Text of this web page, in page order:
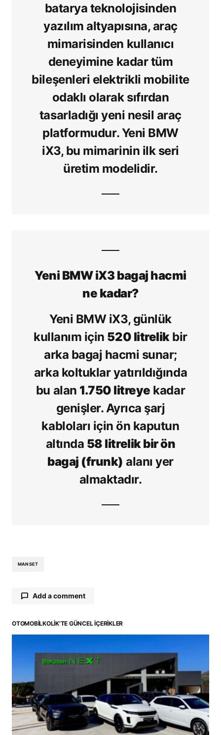
batarya teknolojisinden
yazılım altyapısına, araç
mimarisinden kullanıcı
deneyimine kadar tüm
bileşenleri elektrikli mobilite
odaklı olarak sıfırdan
tasarladığı yeni nesil araç
platformudur. Yeni BMW
iX3, bu mimarinin ilk seri
üretim modelidir.
Yeni BMW iX3 bagaj hacmi
ne kadar?
Yeni BMW iX3, günlük
kullanım için 520 litrelikbir
arka bagaj hacmi sunar;
arka koltuklar yatırıldığında
bu alan 1.750 litreye kadar
genişler. Ayrıca şarj
kabloları için ön kaputun
altında 58 litrelik bir ön
bagaj (frunk) alanı yer
almaktadır.
MANSET
Add a comment
E-posta adresiniz yayınlanmayacak. Gerekli
OTOMOBILKOLIK'TE GÜNCEL İÇERIKLER